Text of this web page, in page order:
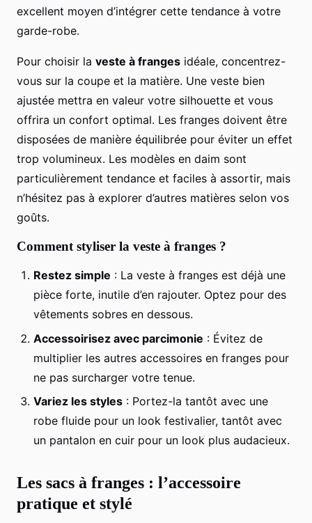
excellent moyen d’intégrer cette tendance à votre
garde-robe.
Pour choisir la veste à franges idéale, concentrez-
vous sur la coupe et la matière. Une veste bien
ajustée mettra en valeur votre silhouette et vous
offrira un confort optimal. Les franges doivent être
disposées de manière équilibrée pour éviter un effet
trop volumineux. Les modèles en daim sont
particulièrement tendance et faciles à assortir, mais
n’hésitez pas à explorer d’autres matières selon vos
goûts.
Comment styliser la veste à franges ?
Restez simple : La veste à franges est déjà une
pièce forte, inutile d’en rajouter. Optez pour des
vêtements sobres en dessous.
Accessoirisez avec parcimonie : Évitez de
multiplier les autres accessoires en franges pour
ne pas surcharger votre tenue.
Variez les styles : Portez-la tantôt avec une
robe fluide pour un look festivalier, tantôt avec
un pantalon en cuir pour un look plus audacieux.
Les sacs à franges : l’accessoire
pratique et stylé